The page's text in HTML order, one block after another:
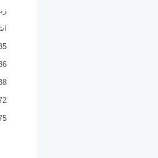
1335 :
1336 : انتشار كتاب
1338 :
1372 : انتقال پيكر
1375 : ثبت نام نیما در